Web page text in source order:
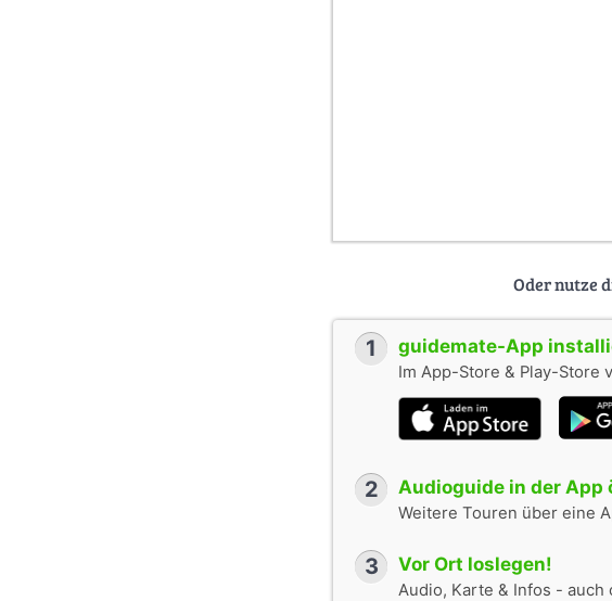
Oder nutze
1 guidemate-App
Im App-Store & Play-Store
2 Audioguide in der App
Weitere Touren über eine
3 Vor Ort loslegen!
Audio, Karte & Infos - auch